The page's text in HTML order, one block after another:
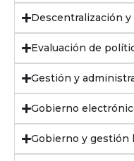
Descentralización y
Evaluación de
Gestión y
Gobierno
Gobierno y gestión